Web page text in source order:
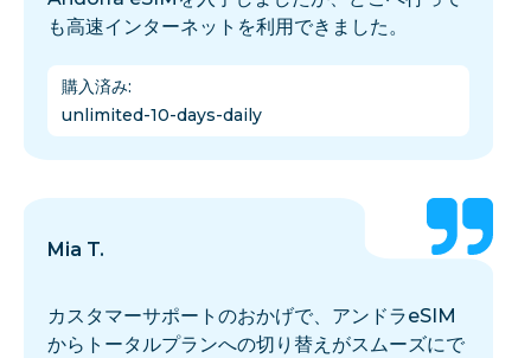
も高速インターネットを利用できました。
購入済み:
unlimited-10-days-daily
Mia T.
カスタマーサポートのおかげで、アンドラeSIM
からトータルプランへの切り替えがスムーズにで